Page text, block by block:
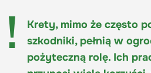
Krety, mimo że często
szkodniki, pełnią w
pożyteczną rolę. Ich